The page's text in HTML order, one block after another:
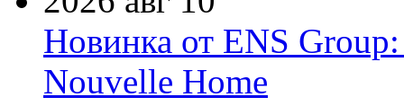
Новинка от ENS
Nouvelle Home